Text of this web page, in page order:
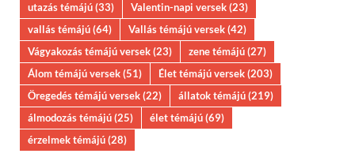
utazás témájú(33) Valentin-napi versek(23)
vallás témájú(64) Vallás témájú versek(42)
Vágyakozás témájú versek(23) zene témájú(27)
Álom témájú versek(51) Élet témájú versek(203)
Öregedés témájú versek(22) állatok témájú(219)
álmodozás témájú(25) élet témájú(69)
érzelmek témájú(28)